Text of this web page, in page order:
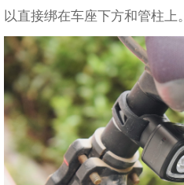
以直接绑在车座下方和管柱上。